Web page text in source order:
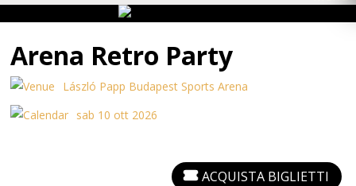
Arena Retro Party
László Papp Budapest Sports Arena
sab 10 ott 2026
ACQUISTA BIGLIETTI